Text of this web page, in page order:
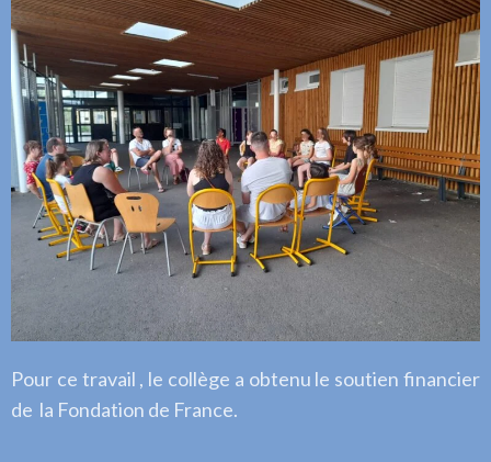
Pour ce travail , le collège a obtenu le soutien financier
de la Fondation de France.